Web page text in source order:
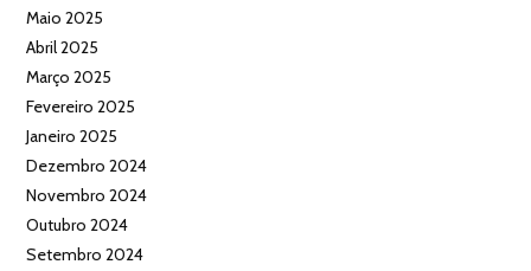
Maio 2025
Abril 2025
Março 2025
Fevereiro 2025
Janeiro 2025
Dezembro 2024
Novembro 2024
Outubro 2024
Setembro 2024